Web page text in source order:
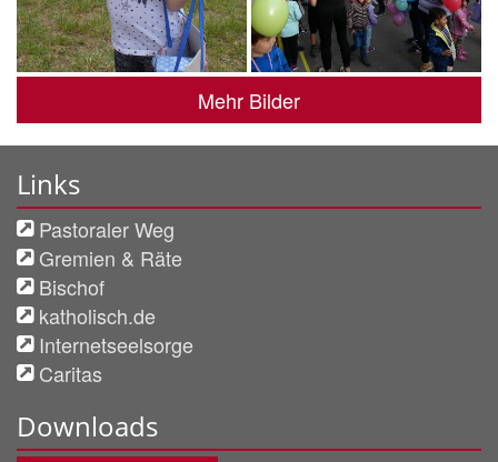
Mehr Bilder
Links
Pastoraler Weg
Gremien & Räte
Bischof
katholisch.de
Internetseelsorge
Caritas
Downloads